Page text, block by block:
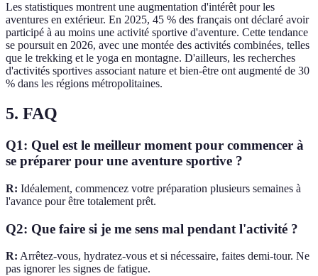
Les statistiques montrent une augmentation d'intérêt pour les
aventures en extérieur. En 2025, 45 % des français ont déclaré avoir
participé à au moins une activité sportive d'aventure. Cette tendance
se poursuit en 2026, avec une montée des activités combinées, telles
que le trekking et le yoga en montagne. D'ailleurs, les recherches
d'activités sportives associant nature et bien-être ont augmenté de 30
% dans les régions métropolitaines.
5. FAQ
Q1: Quel est le meilleur moment pour commencer à
se préparer pour une aventure sportive ?
R: Idéalement, commencez votre préparation plusieurs semaines à
l'avance pour être totalement prêt.
Q2: Que faire si je me sens mal pendant l'activité ?
R: Arrêtez-vous, hydratez-vous et si nécessaire, faites demi-tour. Ne
pas ignorer les signes de fatigue.